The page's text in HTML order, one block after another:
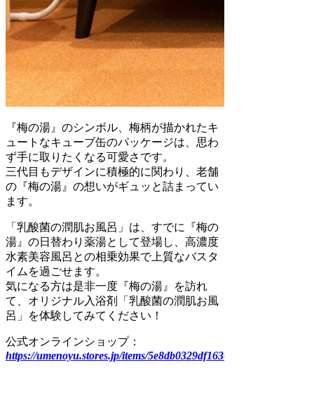
『梅の湯』のシンボル、梅柄が描かれたキ
ュートなキューブ缶のパッケージは、思わ
ず手に取りたくなる可愛さです。
三代目もデザインに積極的に関わり、老舗
の『梅の湯』の想いがギュッと詰まってい
ます。
「乳酸菌の潤肌お風呂」は、すでに『梅の
湯』の日替わり薬湯として登場し、高濃度
水素美容風呂との相乗効果で上質なバスタ
イムを過ごせます。
気になる方は是非一度『梅の湯』を訪れ
て、オリジナル入浴剤「乳酸菌の潤肌お風
呂」を体験してみてください！
公式オンラインショップ：
https://umenoyu.stores.jp/items/5e8db0329df1636c74d391a0